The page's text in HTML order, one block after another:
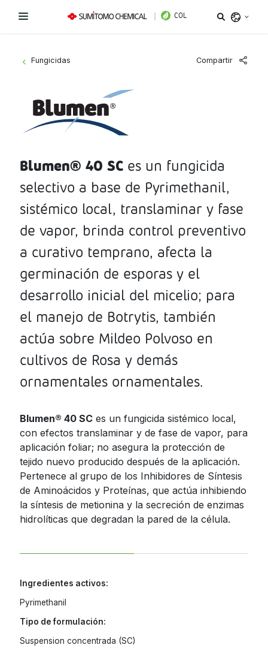
COL
Trinidad and
Tobago
Uruguay
Venezuela
Líneas de Productos
Fungicidas
Herbicidas
Insecticidas
PGR y Biorracionales
¿Necesitas ayuda?
Sitio institucional
Términos y condiciones de uso
Política de tratamiento de datos personales
InstagramLinkedin
Fungicidas Compartir
Blumen® 40 SCes un fungicida
selectivo a base de Pyrimethanil,
sistémico local, translaminar y fase
de vapor, brinda control preventivo
a curativo temprano, afecta la
germinación de esporas y el
desarrollo inicial del micelio; para
el manejo de Botrytis, también
actúa sobre Mildeo Polvoso en
cultivos de Rosa y demás
ornamentales ornamentales.
Blumen® 40 SCes un fungicida sistémico local,
con efectos translaminar y de fase de vapor, para
aplicación foliar; no asegura la protección de
tejido nuevo producido después de la aplicación.
Pertenece al grupo de los Inhibidores de Síntesis
de Aminoácidos y Proteínas, que actúa inhibiendo
la síntesis de metionina y la secreción de enzimas
hidrolíticas que degradan la pared de la célula.
Ingredientes activos:
Pyrimethanil
Tipo de formulación:
Suspension concentrada (SC)